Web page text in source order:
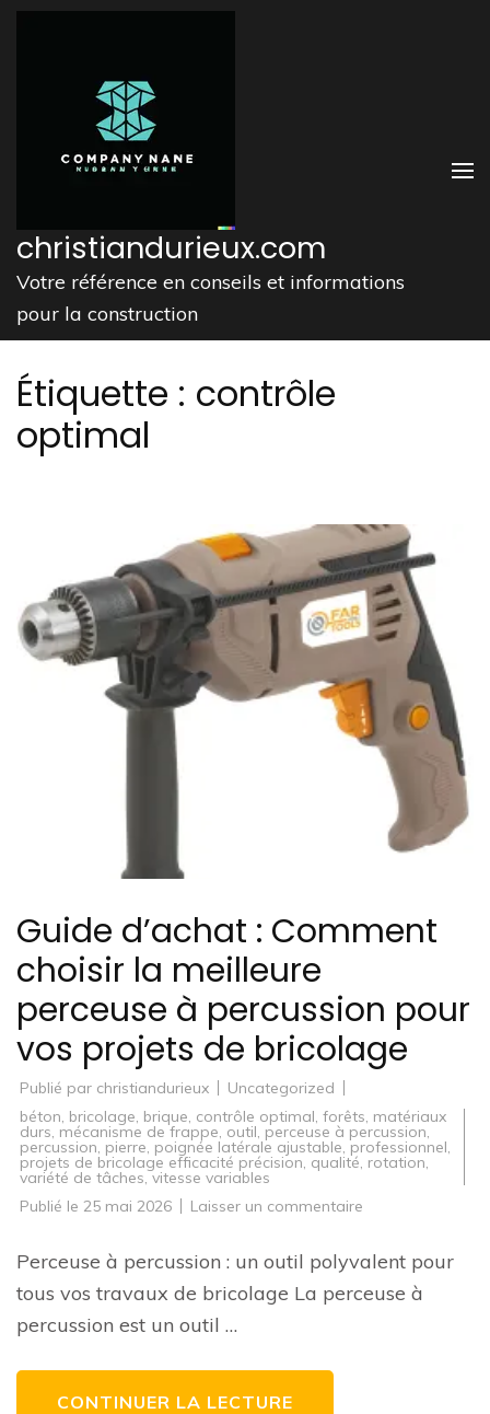
Aller
christiandurieux.com
Votre référence en conseils et informations
pour la construction
Étiquette : contrôle
optimal
Guide d’achat : Comment
choisir la meilleure
perceuse à percussion pour
vos projets de bricolage
Publié par christiandurieux
Uncategorized
béton, bricolage, brique, contrôle optimal, forêts, matériaux
durs, mécanisme de frappe, outil, perceuse à percussion,
percussion, pierre, poignée latérale ajustable, professionnel,
projets de bricolage efficacité précision, qualité, rotation,
variété de tâches,vitesse variables
Publié le 25 mai 2026 Laisser un commentaire
Comment
la
Perceuse à percussion : un outil polyvalent pour
tous vos travaux de bricolage La perceuse à
percussion est un outil …
CONTINUER LA LECTURE